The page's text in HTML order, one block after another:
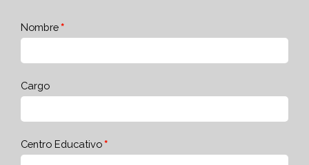
Nombre
Cargo
Centro Educativo